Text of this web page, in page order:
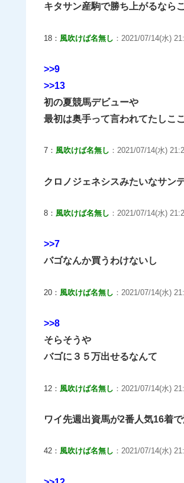
キタサン産駒で勝ち上がるなら
18： 風吹けば名無し ：2021/07/14(水)
>>9
>>13
初の夏競馬デビューや
最初は奥手って言われてたしこ
7： 風吹けば名無し ：2021/07/14(水)
クロノジェネシスみたいなサン
8： 風吹けば名無し ：2021/07/14(水)
>>7
バゴなんか買うわけないし
20： 風吹けば名無し ：2021/07/14(水)
>>8
そらそうや
バゴに３５万出せるなんて
12： 風吹けば名無し ：2021/07/14(水)
ワイ先週出資馬が2番人気16着
42： 風吹けば名無し ：2021/07/14(水)